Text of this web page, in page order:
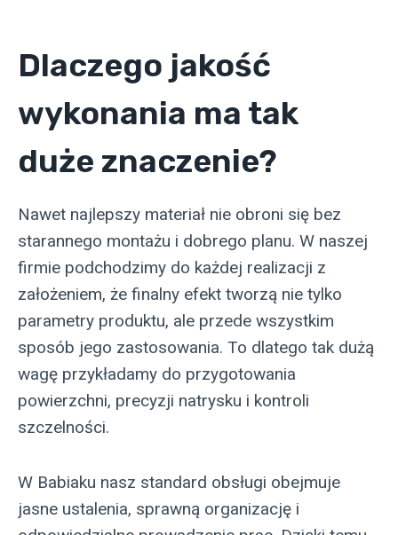
Dlaczego jakość
wykonania ma tak
duże znaczenie?
Nawet najlepszy materiał nie obroni się bez
starannego montażu i dobrego planu. W naszej
firmie podchodzimy do każdej realizacji z
założeniem, że finalny efekt tworzą nie tylko
parametry produktu, ale przede wszystkim
sposób jego zastosowania. To dlatego tak dużą
wagę przykładamy do przygotowania
powierzchni, precyzji natrysku i kontroli
szczelności.
W Babiaku nasz standard obsługi obejmuje
jasne ustalenia, sprawną organizację i